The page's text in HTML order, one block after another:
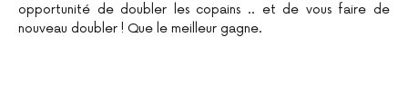
opportunité de doubler les copains .. et de vous faire de
nouveau doubler ! Que le meilleur gagne.